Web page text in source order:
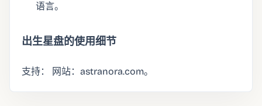
语言。
出生星盘的使用细节
支持： 网站：astranora.com。